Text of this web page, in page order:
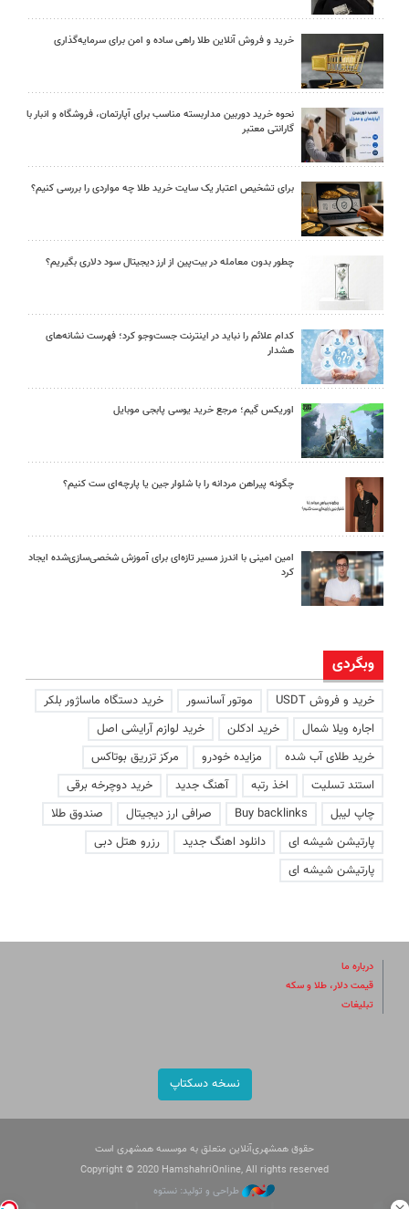
خرید و فروش آنلاین طلا راهی ساده و امن برای سرمایه‌گذاری
نحوه خرید دوربین مداربسته مناسب برای آپارتمان، فروشگاه و انبار با
گارانتی معتبر
برای تشخیص اعتبار یک سایت خرید طلا چه مواردی را بررسی کنیم؟
چطور بدون معامله در بیت‌پین از ارز دیجیتال سود دلاری بگیریم؟
کدام علائم را نباید در اینترنت جست‌وجو کرد؛ فهرست نشانه‌های
هشدار
اوریکس گیم؛ مرجع خرید یوسی پابجی موبایل
چگونه پیراهن مردانه را با شلوار جین یا پارچه‌ای ست کنیم؟
امین امینی با اندرز مسیر تازه‌ای برای آموزش شخصی‌سازی‌شده ایجاد
کرد
وبگردی
خرید و فروش USDT موتور آسانسور
خرید دستگاه ماساژور بلکر
اجاره ویلا شمال
خرید ادکلن
خرید لوازم آرایشی اصل
خرید طلای آب شده
مزایده خودرو
مرکز تزریق بوتاکس
استند تسلیت
اخذ رتبه آهنگ جدید
خرید دوچرخه برقی
چاپ لیبل
Buy backlinks صرافی ارز دیجیتال
صندوق طلا
پارتیشن شیشه ای
دانلود اهنگ جدید
رزرو هتل دبی
پارتیشن شیشه ای
درباره ما
قیمت دلار، طلا و سکه
تبلیغات
نسخه دسکتاپ
حقوق همشهری‌آنلاین متعلق به موسسه همشهری است
Copyright © 2020 HamshahriOnline, All rights reserved
طراحی و تولید: نستوه